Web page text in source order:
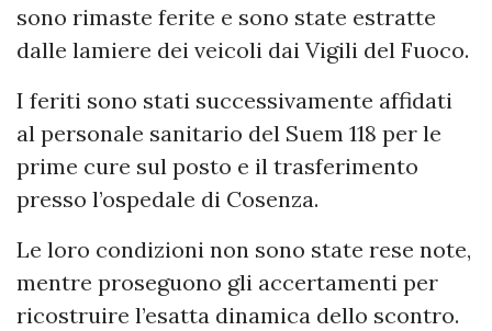
sono rimaste ferite e sono state estratte
dalle lamiere dei veicoli dai Vigili del Fuoco.
I feriti sono stati successivamente affidati
al personale sanitario del Suem 118 per le
prime cure sul posto e il trasferimento
presso l’ospedale di Cosenza.
Le loro condizioni non sono state rese note,
mentre proseguono gli accertamenti per
ricostruire l’esatta dinamica dello scontro.